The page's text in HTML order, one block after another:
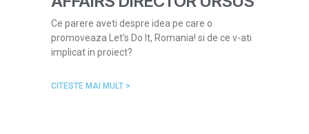
Ce parere aveti despre idea pe care o
promoveaza Let’s Do It, Romania! si de ce v-ati
implicat in proiect?
CITESTE MAI MULT >